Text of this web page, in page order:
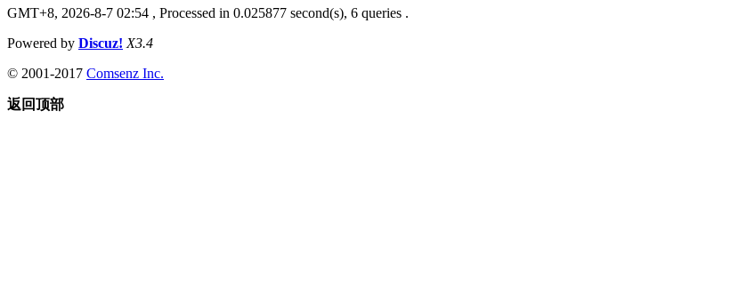
GMT+8, 2026-8-7 02:54 , Processed in 0.025877 second(s), 6 queries .
Powered by Discuz! X3.4
© 2001-2017 Comsenz Inc.
返回顶部